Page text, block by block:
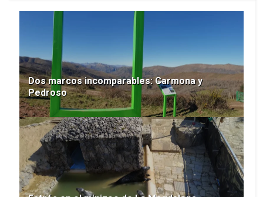
Dos marcos incomparables: Carmona y
Pedroso